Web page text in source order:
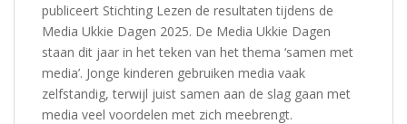
publiceert Stichting Lezen de resultaten tijdens de
Media Ukkie Dagen 2025. De Media Ukkie Dagen
staan dit jaar in het teken van het thema ‘samen met
media’. Jonge kinderen gebruiken media vaak
zelfstandig, terwijl juist samen aan de slag gaan met
media veel voordelen met zich meebrengt.